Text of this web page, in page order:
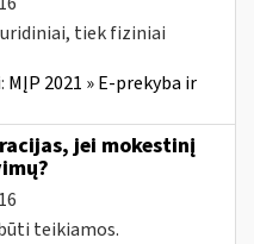
tiek fiziniai
MĮP 2021 » E-prekyba ir
jei mokestinį
teikiamos.